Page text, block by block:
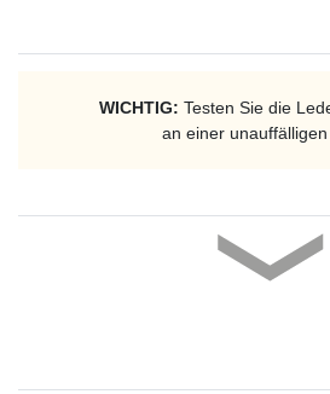
WICHTIG: Testen Sie die
an einer unauffälligen